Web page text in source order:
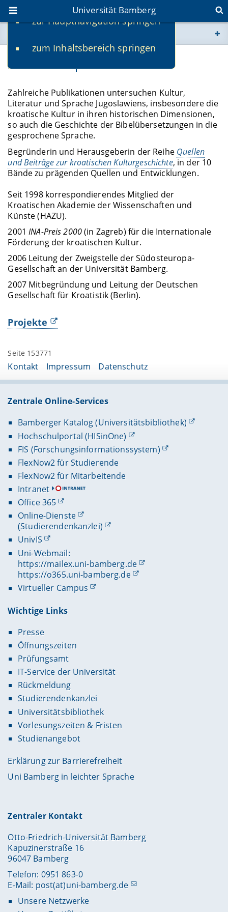
zur Hauptnavigation springen
zum Inhaltsbereich springen
Universität Bamberg
www.uni-bamberg.de
fis.uni-bamberg.de
Südosteuropa
Zahlreiche Publikationen untersuchen Kultur,
Literatur und Sprache Jugoslawiens, insbesondere die
kroatische Kultur in ihren historischen Dimensionen,
so auch die Geschichte der Bibelübersetzungen in die
gesprochene Sprache.
Begründerin und Herausgeberin der Reihe Quellen
und Beiträge zur kroatischen Kulturgeschichte, in der 10
Bände zu prägenden Quellen und Entwicklungen.
Seit 1998 korrespondierendes Mitglied der
Kroatischen Akademie der Wissenschaften und
Künste (HAZU).
2001INA-Preis 2000(in Zagreb) für die Internationale
Förderung der kroatischen Kultur.
2006 Leitung der Zweigstelle der Südosteuropa-
Gesellschaft an der Universität Bamberg.
2007 Mitbegründung und Leitung der Deutschen
Gesellschaft für Kroatistik (Berlin).
Projekte
Seite 153771
Kontakt Impressum Datenschutz
Zentrale Online-Services
Bamberger Katalog (Universitätsbibliothek)
Hochschulportal (HISinOne)
FIS (Forschungsinformationssystem)
FlexNow2 für Studierende
FlexNow2 für Mitarbeitende
Intranet
Office 365
Online-Dienste
(Studierendenkanzlei)
UnivIS
Uni-Webmail:
https://mailex.uni-bamberg.de
https://o365.uni-bamberg.de
Virtueller Campus
Wichtige Links
Presse
Öffnungszeiten
Prüfungsamt
IT-Service der Universität
Rückmeldung
Studierendenkanzlei
Universitätsbibliothek
Vorlesungszeiten & Fristen
Studienangebot
Erklärung zur Barrierefreiheit
Uni Bamberg in leichter Sprache
Zentraler Kontakt
Otto-Friedrich-Universität Bamberg
Kapuzinerstraße 16
96047 Bamberg
Telefon: 0951 863-0
E-Mail: post(at)uni-bamberg.de
Unsere Netzwerke